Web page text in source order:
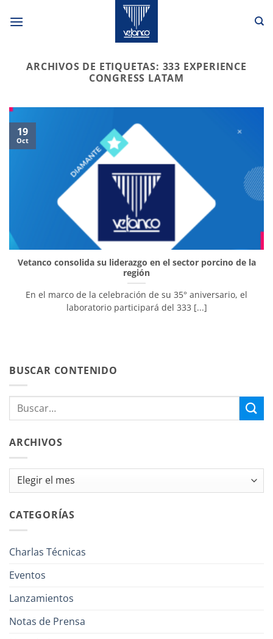
ARCHIVOS DE ETIQUETAS: 333 EXPERIENCE
CONGRESS LATAM
Vetanco consolida su liderazgo en el sector porcino de la
región
En el marco de la celebración de su 35° aniversario, el
laboratorio participará del 333 [...]
19
Oct
BUSCAR CONTENIDO
ARCHIVOS
Archivos
CATEGORÍAS
Charlas Técnicas
Eventos
Lanzamientos
Notas de Prensa